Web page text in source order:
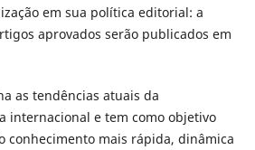
em sua política editorial: a
aprovados serão publicados em
as tendências atuais da
internacional e tem como objetivo
conhecimento mais rápida, dinâmica